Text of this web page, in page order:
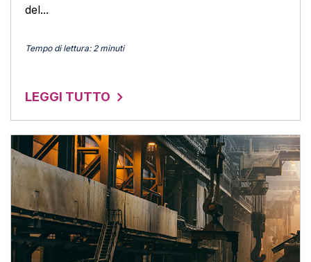
del...
Tempo di lettura: 2 minuti
LEGGI TUTTO